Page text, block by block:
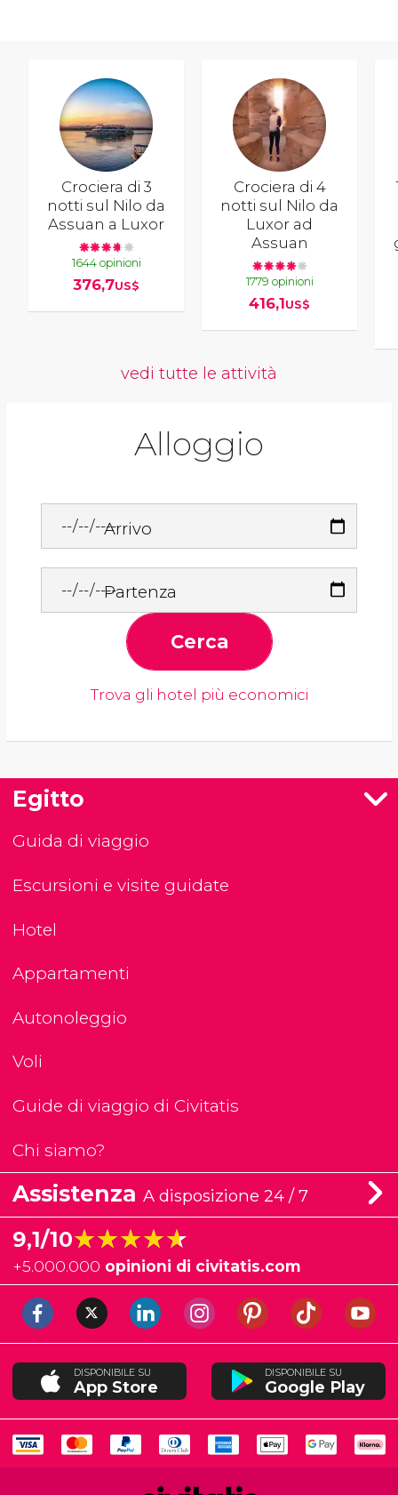
Crociera di 3
notti sul Nilo da
Assuan a Luxor
1644 opinioni
376,7US$
Crociera di 4
notti sul Nilo da
Luxor ad
Assuan
1779 opinioni
416,1US$
vedi tutte le attività
Alloggio
Arrivo
Partenza
Cerca
Trova gli hotel più economici
Egitto
Guida di viaggio
Escursioni e visite guidate
Hotel
Appartamenti
Autonoleggio
Voli
Guide di viaggio di Civitatis
Chi siamo?
Assistenza A disposizione 24 / 7
9,1/10★★★★★
★★★★★
+5.000.000 opinioni di civitatis.com
DISPONIBILE SU
App Store
DISPONIBILE SU
Google Play